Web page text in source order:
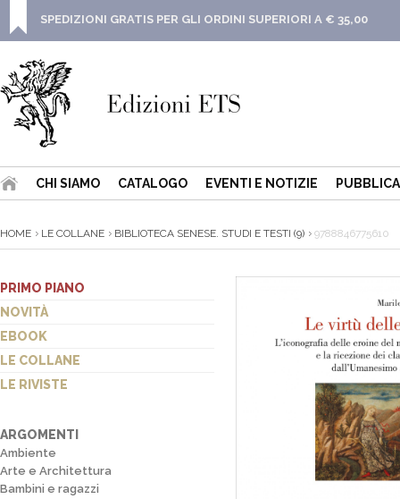
SPEDIZIONI GRATIS PER GLI ORDINI SUPERIORI A € 35,00
CHI SIAMO CATALOGO EVENTI E NOTIZIE
HOME LE COLLANE BIBLIOTECA SENESE. STUDI E TESTI (9) 9788846775610
PRIMO PIANO
NOVITÀ
EBOOK
LE COLLANE
LE RIVISTE
ARGOMENTI
Ambiente
Arte e Architettura
Bambini e ragazzi